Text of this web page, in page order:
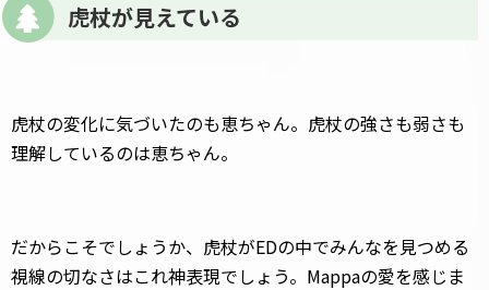
虎杖が見えている
虎杖の変化に気づいたのも恵ちゃん。虎杖の強さも弱さも
理解しているのは恵ちゃん。
だからこそでしょうか、虎杖がEDの中でみんなを見つめる
視線の切なさはこれ神表現でしょう。Mappaの愛を感じま